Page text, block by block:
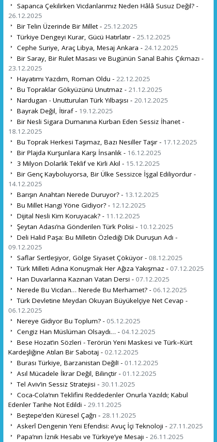
Sapanca Çekilirken Vicdanlarımız Neden Hâlâ Susuz Değil? -
26.12.2025
Bir Telin Üzerinde Bir Millet - 25.12.2025
Türkiye Dengeyi Kurar, Gücü Hatırlatır - 25.12.2025
Cephe Suriye, Araç Libya, Mesaj Ankara - 24.12.2025
Bir Saray, Bir Rulet Masası ve Bugünün Sanal Bahis Çıkmazı -
23.12.2025
Hayatımı Yazdım, Roman Oldu - 22.12.2025
Bu Topraklar Gökyüzünü Unutmaz - 21.12.2025
Nardugan - Unutturulan Türk Yılbaşısı - 20.12.2025
Bayrak Değil, İtiraf - 19.12.2025
Bir Nesli Sigara Dumanına Kurban Eden Sessiz İhanet -
18.12.2025
Bu Toprak Herkesi Taşımaz, Bazı Nesiller Taşır - 17.12.2025
Bir Plajda Kurşunlara Karşı İnsanlık - 16.12.2025
3 Milyon Dolarlık Teklif ve Kirli Akıl - 15.12.2025
Bir Genç Kayboluyorsa, Bir Ülke Sessizce İşgal Ediliyordur -
14.12.2025
Barışın Anahtarı Nerede Duruyor? - 13.12.2025
Bu Millet Hangi Yöne Gidiyor? - 12.12.2025
Dijital Nesli Kim Koruyacak? - 11.12.2025
Şeytan Adası’na Gönderilen Türk Polisi - 10.12.2025
Deli Halid Paşa: Bu Milletin Özlediği Dik Duruşun Adı -
09.12.2025
Saflar Sertleşiyor, Gölge Siyaset Çöküyor - 08.12.2025
Türk Milleti Adına Konuşmak Her Ağıza Yakışmaz - 07.12.2025
Han Duvarlarına Kazınan Vatan Dersi - 07.12.2025
Nerede Bu Vicdan… Nerede Bu Merhamet? - 06.12.2025
Türk Devletine Meydan Okuyan Büyükelçiye Net Cevap -
06.12.2025
Nereye Gidiyor Bu Toplum? - 05.12.2025
Cengiz Han Müslüman Olsaydı… - 04.12.2025
Bese Hozat’ın Sözleri - Terörün Yeni Maskesi ve Türk–Kürt
Kardeşliğine Atılan Bir Sabotaj - 02.12.2025
Burası Türkiye, Barzanistan Değil! - 01.12.2025
Asıl Mücadele İkrar Değil, Bilinçtir - 01.12.2025
Tel Aviv’in Sessiz Stratejisi - 30.11.2025
Coca-Cola’nın Teklifini Reddedenler Onurla Yazıldı; Kabul
Edenler Tarihe Not Edildi - 29.11.2025
Beştepe’den Küresel Çağrı - 28.11.2025
Askerî Dengenin Yeni Efendisi: Avuç İçi Teknoloji - 27.11.2025
Papa’nın İznik Hesabı ve Türkiye’ye Mesajı - 26.11.2025